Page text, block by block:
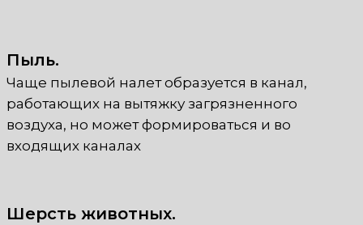
Пыль.
Чаще пылевой налет образуется в канал,
работающих на вытяжку загрязненного
воздуха, но может формироваться и во
входящих каналах
Шерсть животных.